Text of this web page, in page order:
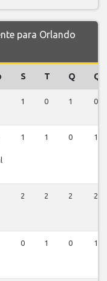
para Orlando
S T Q Q
1 0 1 0
1 1 0 1
2 2 2 2
0 1 0 1